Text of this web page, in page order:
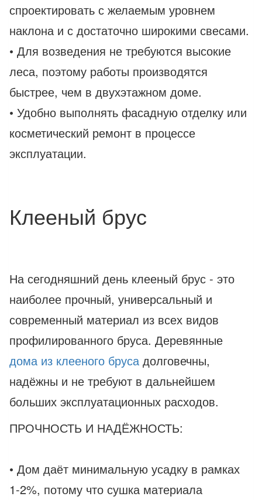
спроектировать с желаемым уровнем
наклона и с достаточно широкими свесами.
• Для возведения не требуются высокие
леса, поэтому работы производятся
быстрее, чем в двухэтажном доме.
• Удобно выполнять фасадную отделку или
косметический ремонт в процессе
эксплуатации.
Клееный брус
На сегодняшний день клееный брус - это
наиболее прочный, универсальный и
современный материал из всех видов
профилированного бруса. Деревянные
дома из клееного бруса долговечны,
надёжны и не требуют в дальнейшем
больших эксплуатационных расходов.
ПРОЧНОСТЬ И НАДЁЖНОСТЬ:
• Дом даёт минимальную усадку в рамках
1-2%, потому что сушка материала